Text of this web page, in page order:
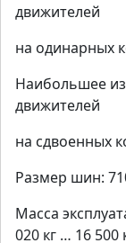
движителей
на одинарных
Наибольшее
движителей
на сдвоенных
Размер шин:
Масса
020 кг … 16 500